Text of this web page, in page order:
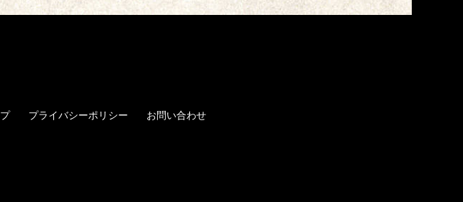
プライバシーポリシー お問い合わせ